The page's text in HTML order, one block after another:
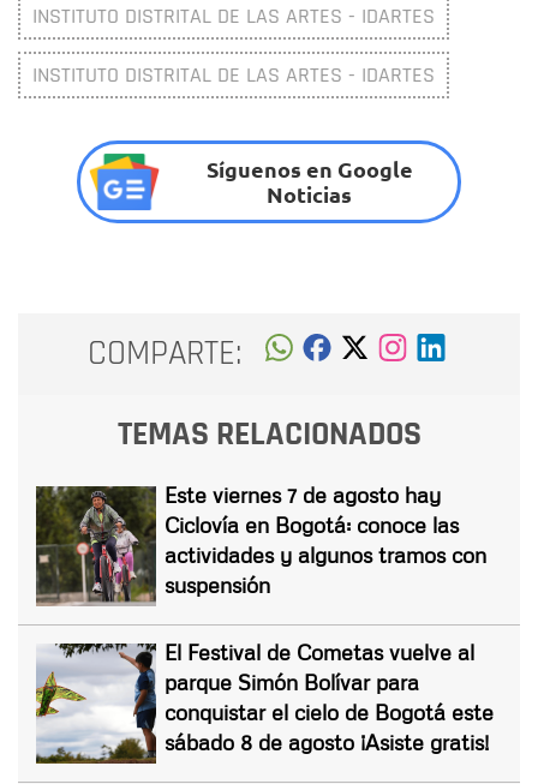
INSTITUTO DISTRITAL DE LAS ARTES - IDARTES
INSTITUTO DISTRITAL DE LAS ARTES - IDARTES
Síguenos en Google
Noticias
COMPARTE:
TEMAS RELACIONADOS
Este viernes 7 de agosto hay
Ciclovía en Bogotá: conoce las
actividades y algunos tramos con
suspensión
El Festival de Cometas vuelve al
parque Simón Bolívar para
conquistar el cielo de Bogotá este
sábado 8 de agosto ¡Asiste gratis!